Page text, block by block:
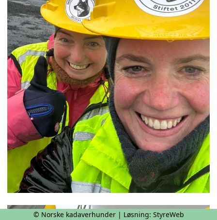
© Norske kadaverhunder | Løsning: StyreWeb